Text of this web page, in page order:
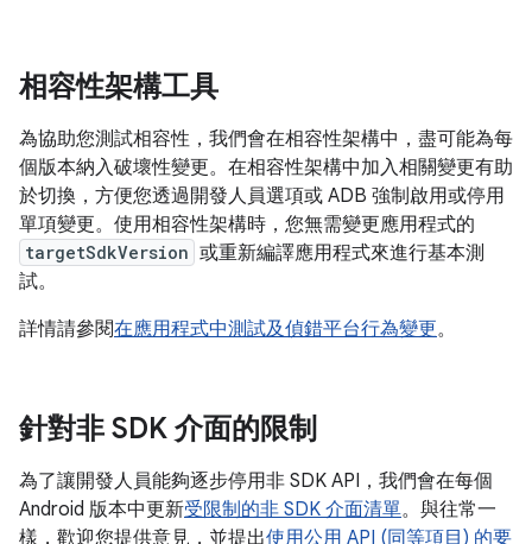
相容性架構工具
為協助您測試相容性，我們會在相容性架構中，盡可能為每
個版本納入破壞性變更。在相容性架構中加入相關變更有助
於切換，方便您透過開發人員選項或 ADB 強制啟用或停用
單項變更。使用相容性架構時，您無需變更應用程式的
targetSdkVersion 或重新編譯應用程式來進行基本測
試。
詳情請參閱在應用程式中測試及偵錯平台行為變更。
針對非 SDK 介面的限制
為了讓開發人員能夠逐步停用非 SDK API，我們會在每個
Android 版本中更新受限制的非 SDK 介面清單。與往常一
樣，歡迎您提供意見，並提出使用公用 API (同等項目) 的要